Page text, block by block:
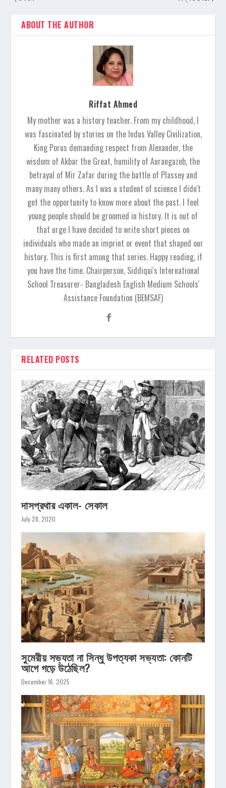
ABOUT THE AUTHOR
Riffat Ahmed
My mother was a history teacher. From my childhood, I
was fascinated by stories on the Indus Valley Civilization,
King Porus demanding respect from Alexander, the
wisdom of Akbar the Great, humility of Aurangazeb, the
betrayal of Mir Zafar during the battle of Plassey and
many many others. As I was a student of science I didn't
get the opportunity to know more about the past. I feel
young people should be groomed in history. It is out of
that urge I have decided to write short pieces on
individuals who made an imprint or event that shaped our
history. This is first among that series. Happy reading, if
you have the time. Chairperson, Siddiqui's International
School Treasurer- Bangladesh English Medium Schools'
Assistance Foundation (BEMSAF)
RELATED POSTS
দাসপ্রথার একাল- সেকাল
July 28, 2020
সুমেরীয় সভ্যতা না সিন্ধু উপত্যকা সভ্যতা: কোনটি
আগে গড়ে উঠেছিল?
December 16, 2025